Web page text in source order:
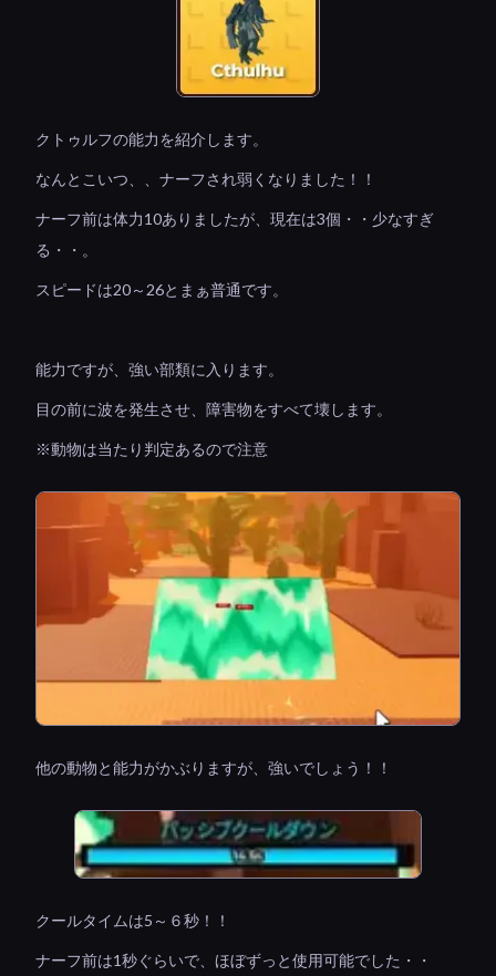
クトゥルフの能力を紹介します。
なんとこいつ、、ナーフされ弱くなりました！！
ナーフ前は体力10ありましたが、現在は3個・・少なすぎ
る・・。
スピードは20～26とまぁ普通です。
能力ですが、強い部類に入ります。
目の前に波を発生させ、障害物をすべて壊します。
※動物は当たり判定あるので注意
他の動物と能力がかぶりますが、強いでしょう！！
クールタイムは5～６秒！！
ナーフ前は1秒ぐらいで、ほぼずっと使用可能でした・・